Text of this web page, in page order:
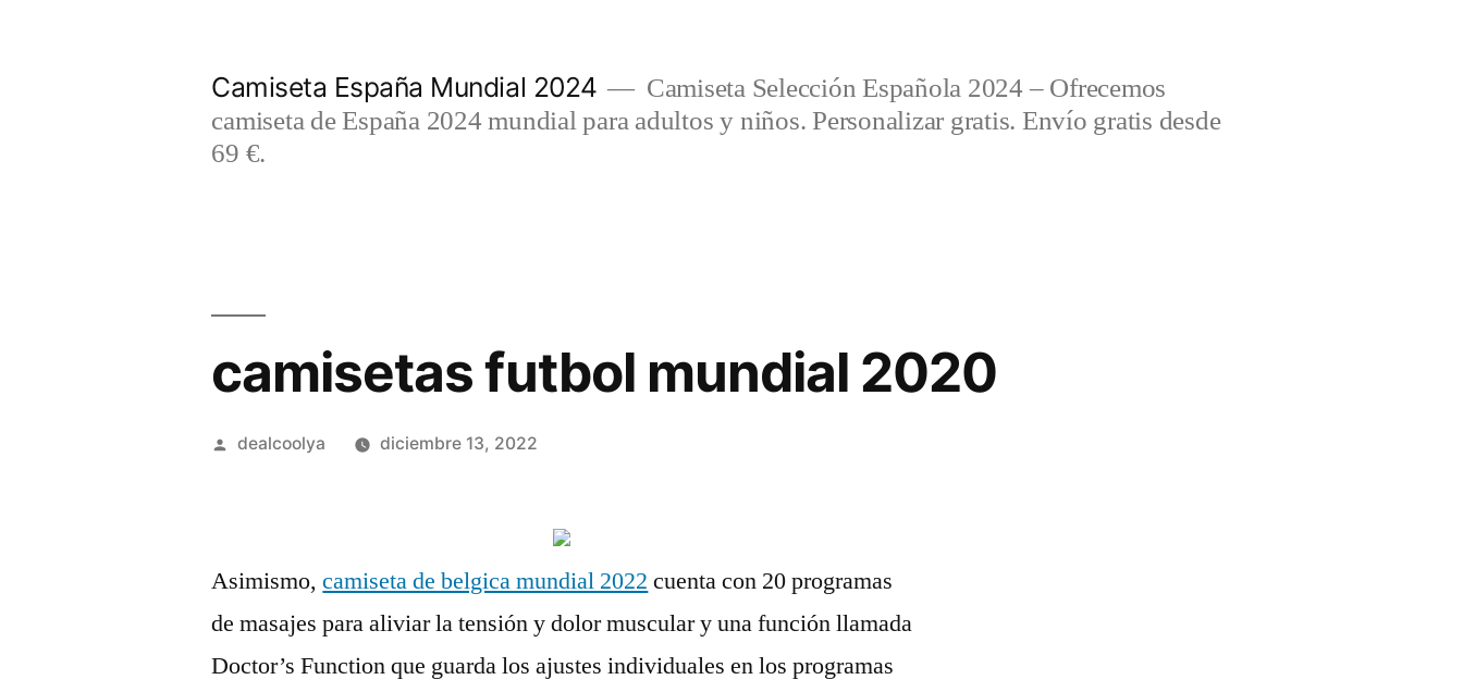
Camiseta España Mundial 2024
Camiseta Selección Española 2024 – Ofrecemos
camiseta de España 2024 mundial para adultos y niños. Personalizar gratis. Envío gratis desde
69 €.
camisetas futbol mundial 2020
Publicado
dealcoolya diciembre 13, 2022
Asimismo,camiseta de belgica mundial 2022 cuenta con 20 programas
de masajes para aliviar la tensión y dolor muscular y una función llamada
Doctor’s Function que guarda los ajustes individuales en los programas